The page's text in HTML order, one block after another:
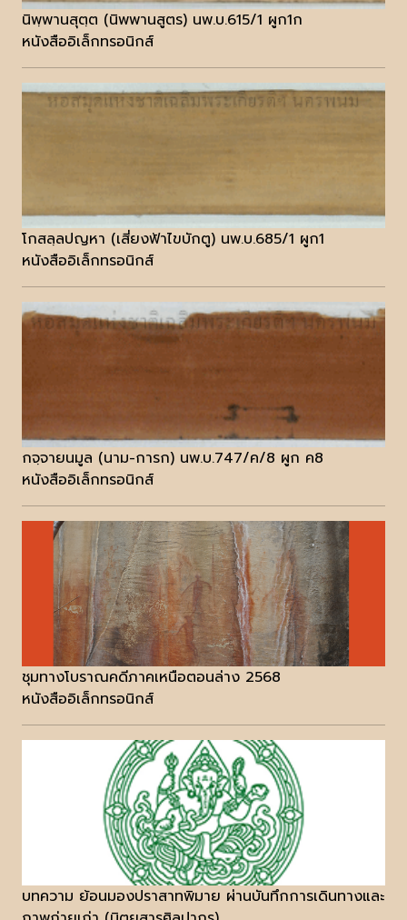
นิพฺพานสุตฺต (นิพพานสูตร) นพ.บ.615/1 ผูก1ก
หนังสืออิเล็กทรอนิกส์
โกสลฺลปญหา (เสี่ยงฟ้าไขบักตู) นพ.บ.685/1 ผูก1
หนังสืออิเล็กทรอนิกส์
กจฺจายนมูล (นาม-การก) นพ.บ.747/ค/8 ผูก ค8
หนังสืออิเล็กทรอนิกส์
ชุมทางโบราณคดีภาคเหนือตอนล่าง 2568
หนังสืออิเล็กทรอนิกส์
บทความ ย้อนมองปราสาทพิมาย ผ่านบันทึกการเดินทางและ